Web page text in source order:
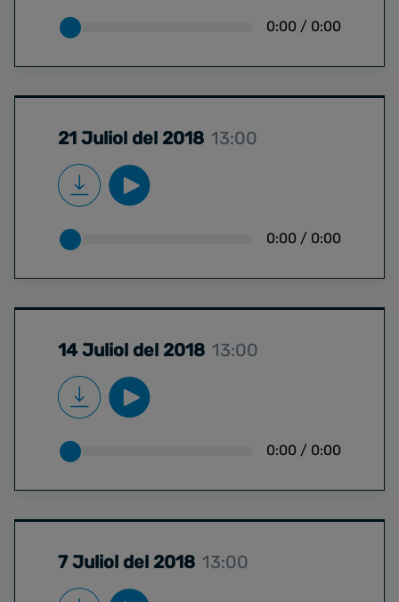
0:00 / 0:00
21 Juliol del 2018 13:00
0:00 / 0:00
14 Juliol del 2018 13:00
0:00 / 0:00
7 Juliol del 2018 13:00